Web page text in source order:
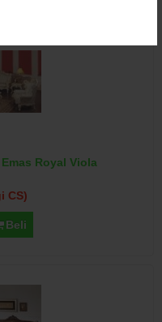
Royal Viola
CS)
Beli